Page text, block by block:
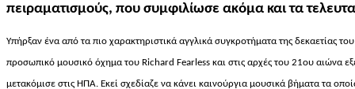
πειραματισμούς, που συμφιλίωσε ακόμα και τα
Υπήρξαν ένα από τα πιο χαρακτηριστικά αγγλικά συγκροτήματα της δεκαετίας
προσωπικό μουσικό όχημα του Richard Fearless και στις αρχές του 21ου αιώνα
μετακόμισε στις ΗΠΑ. Εκεί σχεδίαζε να κάνει καινούργια μουσικά βήματα τα